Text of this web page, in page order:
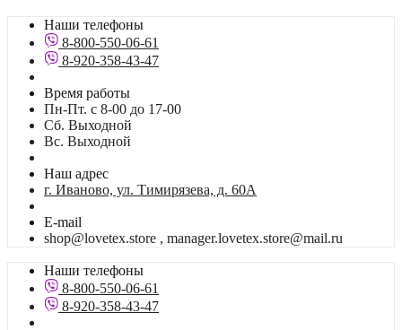
Наши телефоны
8-800-550-06-61
8-920-358-43-47
Время работы
Пн-Пт. с 8-00 до 17-00
Сб. Выходной
Вс. Выходной
Наш адрес
г. Иваново, ул. Тимирязева, д. 60А
E-mail
shop@lovetex.store , manager.lovetex.store@mail.ru
Наши телефоны
8-800-550-06-61
8-920-358-43-47